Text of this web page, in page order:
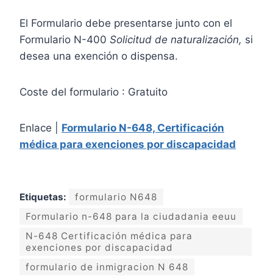
El Formulario debe presentarse junto con el
Formulario N-400 Solicitud de naturalización, si
desea una exención o dispensa.
Coste del formulario : Gratuito
Enlace | Formulario N-648, Certificación
médica para exenciones por discapacidad
Etiquetas:
formulario N648
Formulario n-648 para la ciudadania eeuu
N-648 Certificación médica para
exenciones por discapacidad
formulario de inmigracion N 648